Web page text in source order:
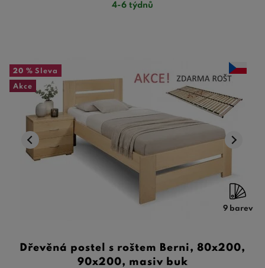
4-6 týdnů
20 % Sleva
Akce
9 barev
Dřevěná postel s roštem Berni, 80x200,
90x200, masiv buk